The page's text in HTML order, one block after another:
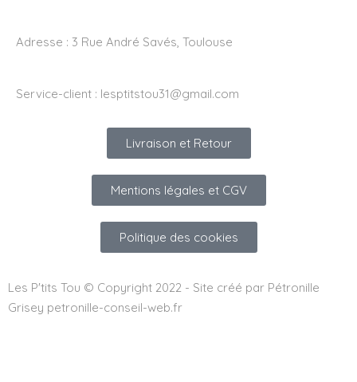
Adresse : 3 Rue André Savés, Toulouse
Service-client : lesptitstou31@gmail.com
Livraison et Retour
Mentions légales et CGV
Politique des cookies
Les P'tits Tou © Copyright 2022 - Site créé par Pétronille
Grisey petronille-conseil-web.fr